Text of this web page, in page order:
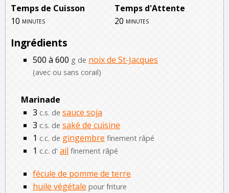
Temps de Cuisson
Temps d'Attente
10 minutes 20 minutes
Ingrédients
500 à 600 g de noix de St-Jacques
(avec ou sans corail)
Marinade
3 c.s. de sauce soja
3 c.s. de saké de cuisine
1 c.c. de gingembre finement râpé
1 c.c. d' ail finement râpé
fécule de pomme de terre
huile végétale pour friture